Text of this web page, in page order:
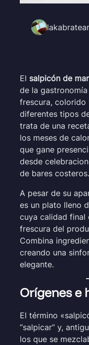
El salpicón de
de la
frescura, colorido
diferentes tipos
trata de una
los meses de
que gane
desde
de bares costeros.
A pesar de su
es un plato lleno
cuya calidad final
frescura del
Combina
creando una
elegante.
Orígenes e
El término
“salpicar” y,
los que se